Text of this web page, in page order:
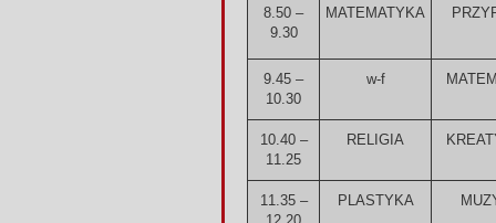
8.50 –
9.30
MATEMATYKA
9.45 –
10.30
w-f
10.40 –
11.25
RELIGIA
11.35 –
PLASTYKA